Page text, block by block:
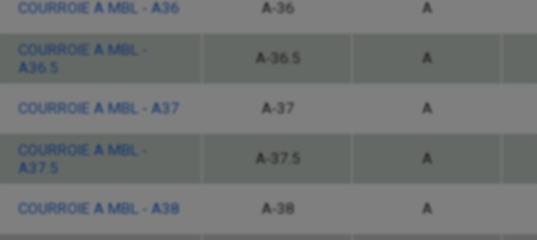
COURROIE A MBL - A36 A-36 A
COURROIE A MBL -
A36.5
A-36.5 A
COURROIE A MBL - A37 A-37 A
COURROIE A MBL -
A37.5
A-37.5 A
COURROIE A MBL - A38 A-38 A